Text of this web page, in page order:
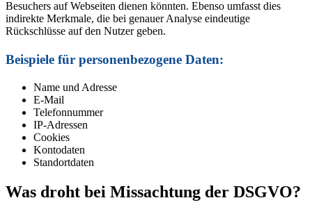
Besuchers auf Webseiten dienen könnten. Ebenso umfasst dies
indirekte Merkmale, die bei genauer Analyse eindeutige
Rückschlüsse auf den Nutzer geben.
Beispiele für personenbezogene Daten:
Name und Adresse
E-Mail
Telefonnummer
IP-Adressen
Cookies
Kontodaten
Standortdaten
Was droht bei Missachtung der DSGVO?